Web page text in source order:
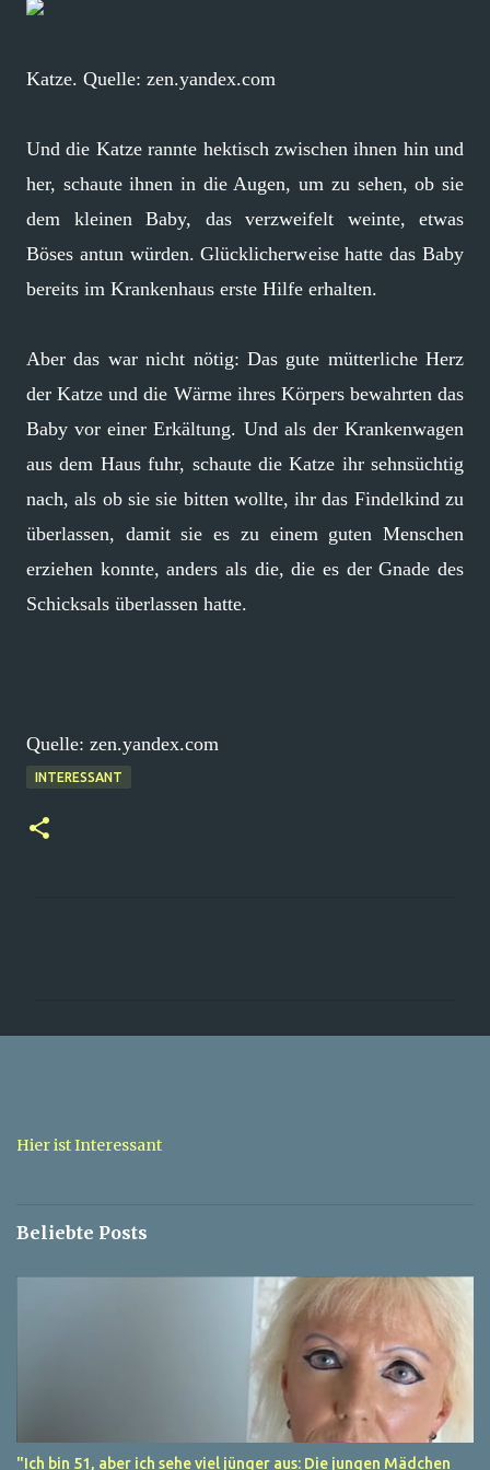
Katze. Quelle: zen.yandex.com
Und die Katze rannte hektisch zwischen ihnen hin und
her, schaute ihnen in die Augen, um zu sehen, ob sie
dem kleinen Baby, das verzweifelt weinte, etwas
Böses antun würden. Glücklicherweise hatte das Baby
bereits im Krankenhaus erste Hilfe erhalten.
Aber das war nicht nötig: Das gute mütterliche Herz
der Katze und die Wärme ihres Körpers bewahrten das
Baby vor einer Erkältung. Und als der Krankenwagen
aus dem Haus fuhr, schaute die Katze ihr sehnsüchtig
nach, als ob sie sie bitten wollte, ihr das Findelkind zu
überlassen, damit sie es zu einem guten Menschen
erziehen konnte, anders als die, die es der Gnade des
Schicksals überlassen hatte.
Quelle: zen.yandex.com
INTERESSANT
a
Hier ist Interessant
Beliebte Posts
"Ich bin 51, aber ich sehe viel jünger aus: Die jungen Mädchen